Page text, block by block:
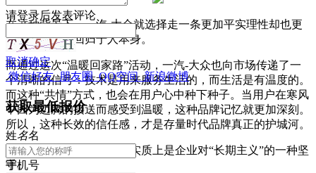
在这种背景下，一汽-大众就选择走一条更加平实理性却也更
有温度的路：回归于人本身。
而通过这次“温暖回家路”活动，一汽-大众也向市场传递了一
个清晰的信号：技术是用来服务生活的，而生活是有温度的。
而这种“共情”方式，也会在用户心中种下种子。当用户在寒风
中因为迈腾的接送而感受到温暖，这种品牌记忆就更加深刻。
所以，这种长效的信任感，才是存量时代品牌真正的护城河。
此外，品牌温度的构建，实质上是企业对“长期主义”的一种坚
守。
请登录后发表评论
取消确定
微信好友 朋友圈 QQ空间 新浪微博
获取最低报价
姓名名
手机号